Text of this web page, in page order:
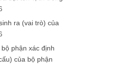
ra (vai trò) của
phận xác định
của bộ phận